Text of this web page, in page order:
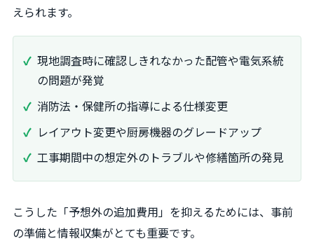
えられます。
現地調査時に確認しきれなかった配管や電気系統
の問題が発覚
消防法・保健所の指導による仕様変更
レイアウト変更や厨房機器のグレードアップ
工事期間中の想定外のトラブルや修繕箇所の発見
こうした「予想外の追加費用」を抑えるためには、事前
の準備と情報収集がとても重要です。